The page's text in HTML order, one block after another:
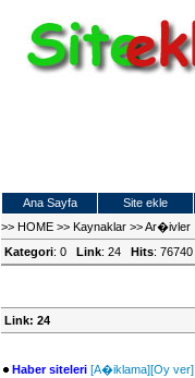
Ana Sayfa Site ekle
>> HOME >> Kaynaklar >>Ar�ivler
Kategori: 0 Link: 24 Hits: 76740
Link: 24
Haber siteleri [A�iklama][Oy ver]